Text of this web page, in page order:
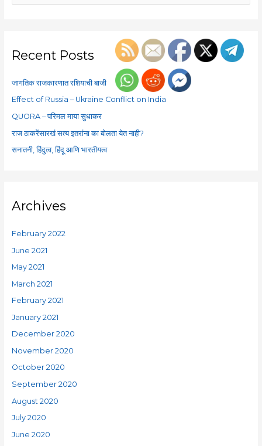
c
f
o
Recent Posts
जागतिक राजकारणात रशियाची बाजी
Effect of Russia – Ukraine Conflict on India
QUORA – परिमल माया सुधाकर
राज ठाकरेंसारखं सत्य इतरांना का बोलता येत नाही?
सनातनी, हिंदुत्व, हिंदू आणि भारतीयत्व
Archives
February 2022
June 2021
May 2021
March 2021
February 2021
January 2021
December 2020
November 2020
October 2020
September 2020
August 2020
July 2020
June 2020